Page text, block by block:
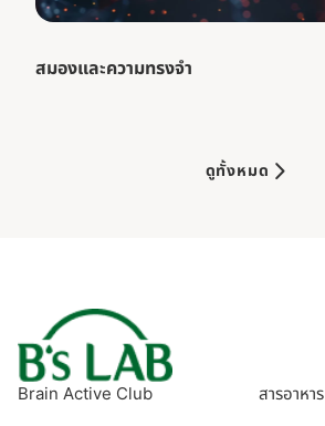
สมองและความทรงจำ
ดูทั้งหมด
Brain Active Club สารอาหาร